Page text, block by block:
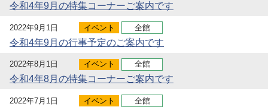
令和4年9月の特集コーナーご案内です
2022年9月1日 イベント 全館
令和4年9月の行事予定のご案内です
2022年8月1日 イベント 全館
令和4年8月の特集コーナーご案内です
2022年7月1日 イベント 全館